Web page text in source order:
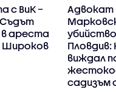
с ВиК –
Съдът
ареста
Широков
Адвокат
Пловдив:
виждал
садизъм